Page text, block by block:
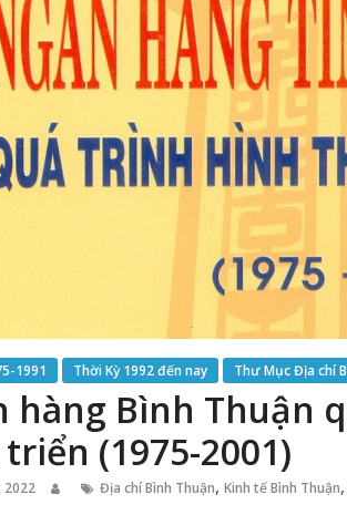
1991 Thời Kỳ 1992 đến nay Thư Mục Địa chí
hàng Bình Thuận
(1975-2001)
2022 Địa chí Bình Thuận, Kinh tế Bình Thuận,